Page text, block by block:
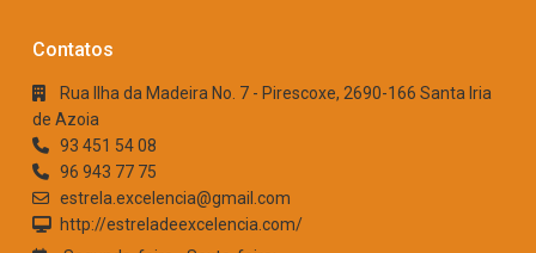
Contatos
Rua Ilha da Madeira No. 7 - Pirescoxe, 2690-166 Santa Iria
de Azoia
93 451 54 08
96 943 77 75
estrela.excelencia@gmail.com
http://estreladeexcelencia.com/